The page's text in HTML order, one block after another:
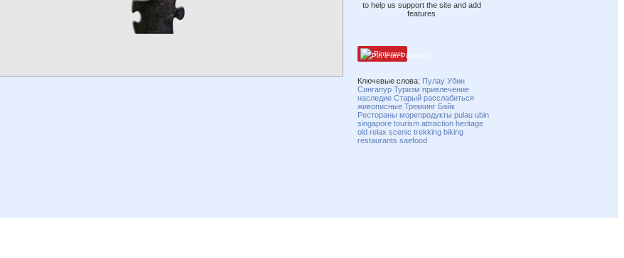
to help us support the site and add
features
Pinterest
Ключевые слова: Пулау Убин
Сингапур Туризм привлечение
наследие Старый расслабиться
живописные Треккинг Байк
Рестораны морепродукты pulau ubin
singapore tourism attraction heritage
old relax scenic trekking biking
restaurants saefood